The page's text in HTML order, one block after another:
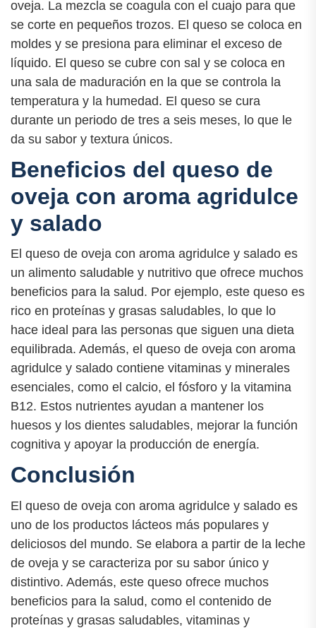
oveja. La mezcla se coagula con el cuajo para que
se corte en pequeños trozos. El queso se coloca en
moldes y se presiona para eliminar el exceso de
líquido. El queso se cubre con sal y se coloca en
una sala de maduración en la que se controla la
temperatura y la humedad. El queso se cura
durante un periodo de tres a seis meses, lo que le
da su sabor y textura únicos.
Beneficios del queso de
oveja con aroma agridulce
y salado
El queso de oveja con aroma agridulce y salado es
un alimento saludable y nutritivo que ofrece muchos
beneficios para la salud. Por ejemplo, este queso es
rico en proteínas y grasas saludables, lo que lo
hace ideal para las personas que siguen una dieta
equilibrada. Además, el queso de oveja con aroma
agridulce y salado contiene vitaminas y minerales
esenciales, como el calcio, el fósforo y la vitamina
B12. Estos nutrientes ayudan a mantener los
huesos y los dientes saludables, mejorar la función
cognitiva y apoyar la producción de energía.
Conclusión
El queso de oveja con aroma agridulce y salado es
uno de los productos lácteos más populares y
deliciosos del mundo. Se elabora a partir de la leche
de oveja y se caracteriza por su sabor único y
distintivo. Además, este queso ofrece muchos
beneficios para la salud, como el contenido de
proteínas y grasas saludables, vitaminas y